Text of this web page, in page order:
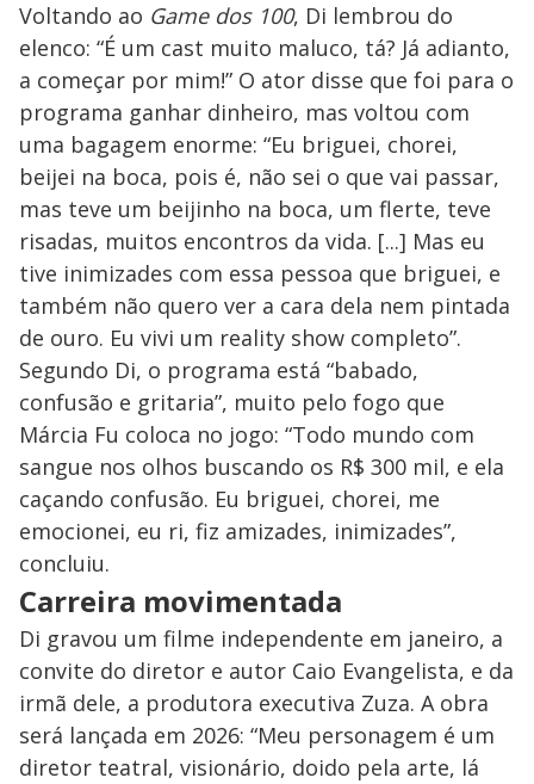
Voltando ao Game dos 100, Di lembrou do
elenco: “É um cast muito maluco, tá? Já adianto,
a começar por mim!” O ator disse que foi para o
programa ganhar dinheiro, mas voltou com
uma bagagem enorme: “Eu briguei, chorei,
beijei na boca, pois é, não sei o que vai passar,
mas teve um beijinho na boca, um flerte, teve
risadas, muitos encontros da vida. [...] Mas eu
tive inimizades com essa pessoa que briguei, e
também não quero ver a cara dela nem pintada
de ouro. Eu vivi um reality show completo”.
Segundo Di, o programa está “babado,
confusão e gritaria”, muito pelo fogo que
Márcia Fu coloca no jogo: “Todo mundo com
sangue nos olhos buscando os R$ 300 mil, e ela
caçando confusão. Eu briguei, chorei, me
emocionei, eu ri, fiz amizades, inimizades”,
concluiu.
Carreira movimentada
Di gravou um filme independente em janeiro, a
convite do diretor e autor Caio Evangelista, e da
irmã dele, a produtora executiva Zuza. A obra
será lançada em 2026: “Meu personagem é um
diretor teatral, visionário, doido pela arte, lá